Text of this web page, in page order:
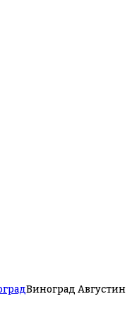
Виноград Августин